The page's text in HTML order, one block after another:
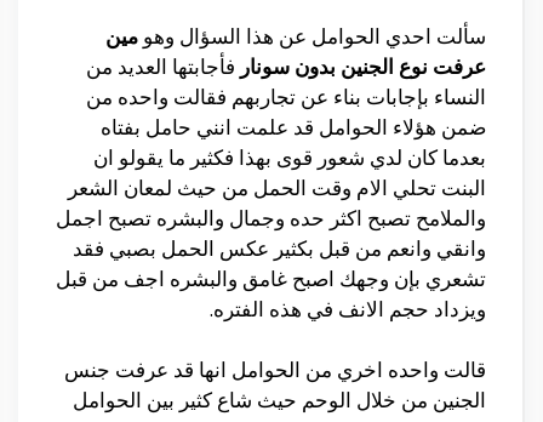
سألت احدي الحوامل عن هذا السؤال وهو مين
عرفت نوع الجنين بدون سونار فأجابتها العديد من
النساء بإجابات بناء عن تجاربهم فقالت واحده من
ضمن هؤلاء الحوامل قد علمت انني حامل بفتاه
بعدما كان لدي شعور قوى بهذا فكثير ما يقولو ان
البنت تحلي الام وقت الحمل من حيث لمعان الشعر
والملامح تصبح اكثر حده وجمال والبشره تصبح اجمل
وانقي وانعم من قبل بكثير عكس الحمل بصبي فقد
تشعري بإن وجهك اصبح غامق والبشره اجف من قبل
ويزداد حجم الانف في هذه الفتره.
قالت واحده اخري من الحوامل انها قد عرفت جنس
الجنين من خلال الوحم حيث شاع كثير بين الحوامل